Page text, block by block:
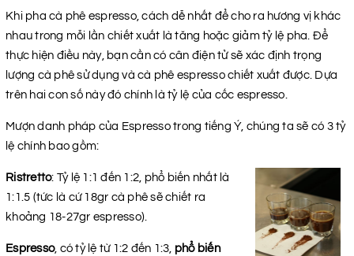
Khi pha cà phê espresso, cách dễ nhất để cho ra hương vị khác
nhau trong mỗi lần chiết xuất là tăng hoặc giảm tỷ lệ pha. Để
thực hiện điều này, bạn cần có cân điện tử sẽ xác định trọng
lượng cà phê sử dụng và cà phê espresso chiết xuất được. Dựa
trên hai con số này đó chính là tỷ lệ của cốc espresso.
Mượn danh pháp của Espresso trong tiếng Ý, chúng ta sẽ có 3 tỷ
lệ chính bao gồm:
Ristretto: Tỷ lệ 1:1 đến 1:2, phổ biến nhất là
1:1.5 (tức là cứ 18gr cà phê sẽ chiết ra
khoảng 18-27gr espresso).
Espresso, có tỷ lệ từ 1:2 đến 1:3, phổ biến